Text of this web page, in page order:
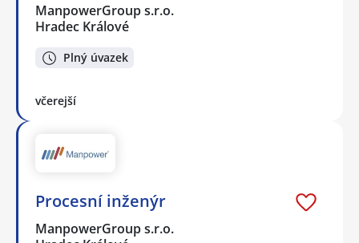
ManpowerGroup s.r.o.
Hradec Králové
Plný úvazek
včerejší
Procesní inženýr
ManpowerGroup s.r.o.